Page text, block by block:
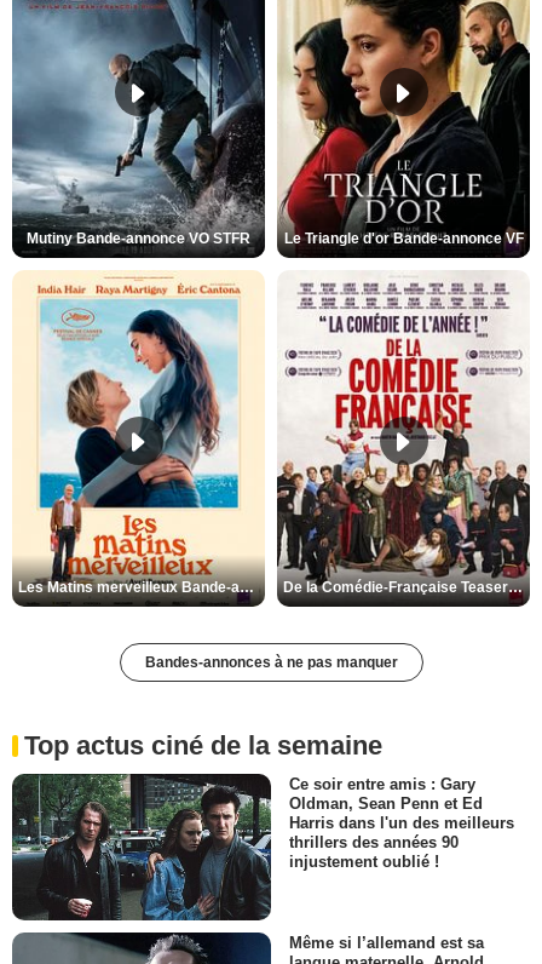
Mutiny Bande-annonce VO STFR Le Triangle d'or Bande-annonce VF
Les Matins merveilleux Bande-annonce VF De la Comédie-Française Teaser VF
Bandes-annonces à ne pas manquer
Top actus ciné de la semaine
Ce soir entre amis : Gary
Oldman, Sean Penn et Ed
Harris dans l'un des meilleurs
thrillers des années 90
injustement oublié !
Même si l’allemand est sa